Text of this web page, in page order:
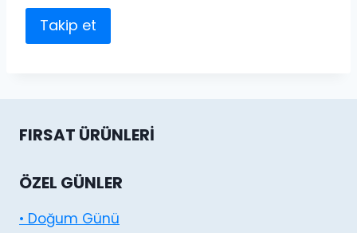
Takip et
FIRSAT ÜRÜNLERI
ÖZEL GÜNLER
• Doğum Günü